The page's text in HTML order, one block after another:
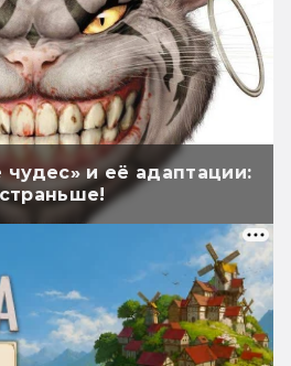
чудес» и её адаптации: